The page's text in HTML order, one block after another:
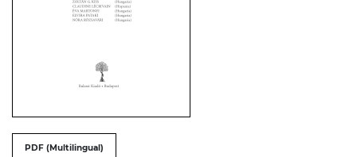
##issue.tableOfContents##
PDF (Multilingual)